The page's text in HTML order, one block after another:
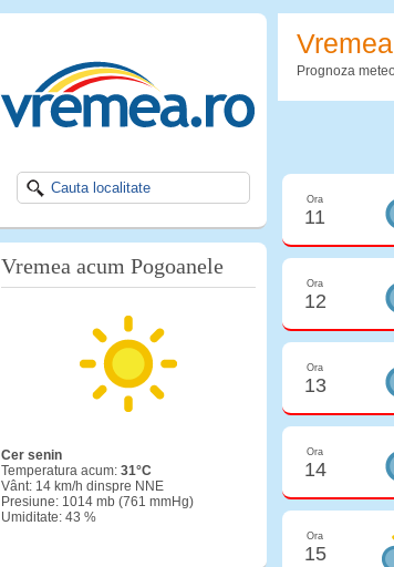
Vremea acum Pogoanele
cer senin
Temperatura acum: 31°C
Vânt: 14 km/h dinspre NNE
Presiune: 1014 mb (761 mmHg)
Umiditate: 43 %
Prognoza
Ora
11
Ora
12
Ora
13
Ora
14
Ora
15